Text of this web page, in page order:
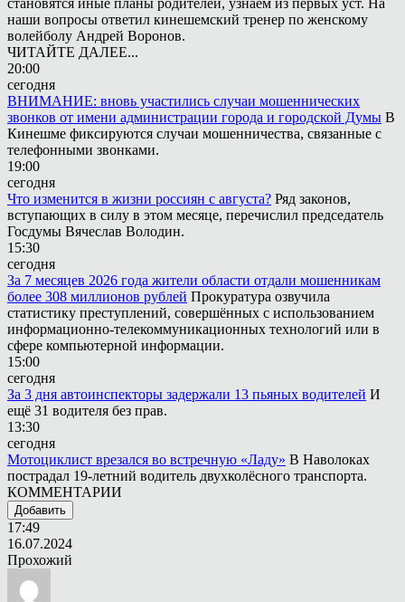
наши вопросы ответил кинешемский тренер по женскому
волейболу Андрей Воронов.
ЧИТАЙТЕ ДАЛЕЕ...
20:00
сегодня
ВНИМАНИЕ: вновь участились случаи мошеннических
звонков от имени администрации города и городской Думы В
Кинешме фиксируются случаи мошенничества, связанные с
телефонными звонками.
19:00
сегодня
Что изменится в жизни россиян с августа? Ряд законов,
вступающих в силу в этом месяце, перечислил председатель
Госдумы Вячеслав Володин.
15:30
сегодня
За 7 месяцев 2026 года жители области отдали мошенникам
более 308 миллионов рублей Прокуратура озвучила
статистику преступлений, совершённых с использованием
информационно-телекоммуникационных технологий или в
сфере компьютерной информации.
15:00
сегодня
За 3 дня автоинспекторы задержали 13 пьяных водителей И
ещё 31 водителя без прав.
13:30
сегодня
Мотоциклист врезался во встречную «Ладу» В Наволоках
пострадал 19-летний водитель двухколёсного транспорта.
КОММЕНТАРИИ
Добавить
17:49
16.07.2024
Прохожий